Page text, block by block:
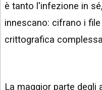
APPS
TECNOLOGIA
è tanto l'infezione in
innescano: cifrano i
crittografica
La maggior parte degli